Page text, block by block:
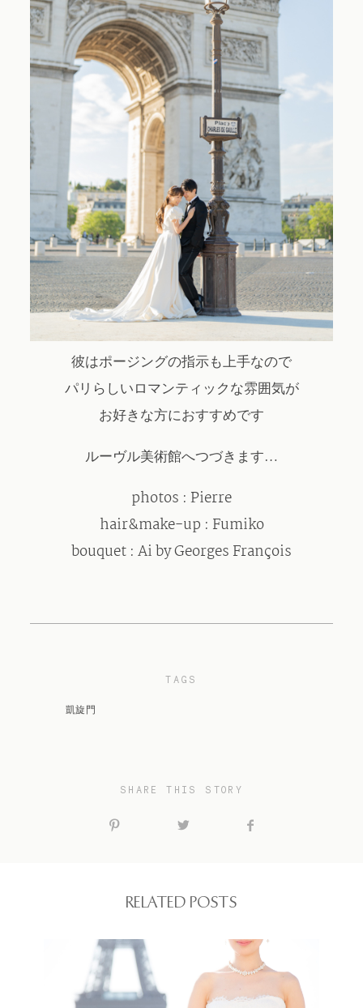
彼はポージングの指示も上手なので
パリらしいロマンティックな雰囲気が
お好きな方におすすめです
ルーヴル美術館へつづきます…
photos : Pierre
hair&make-up : Fumiko
bouquet : Ai by Georges François
TAGS
凱旋門
SHARE THIS STORY
RELATED POSTS